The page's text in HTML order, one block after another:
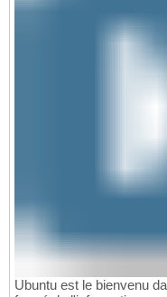
Ubuntu est le bienvenu